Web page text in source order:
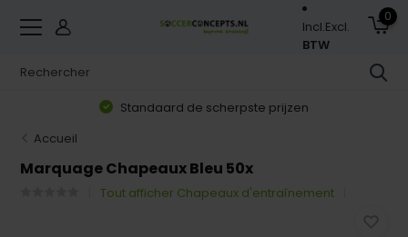
Incl.Excl.
BTW
0
Standaard de scherpste prijzen
Accueil
Marquage Chapeaux Bleu 50x
Tout afficher Chapeaux d'entraînement